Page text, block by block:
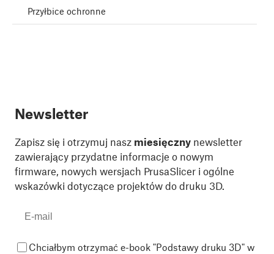
Przyłbice ochronne
Newsletter
Zapisz się i otrzymuj nasz miesięczny newsletter
zawierający przydatne informacje o nowym
firmware, nowych wersjach PrusaSlicer i ogólne
wskazówki dotyczące projektów do druku 3D.
Chciałbym otrzymać e-book "Podstawy druku 3D" w